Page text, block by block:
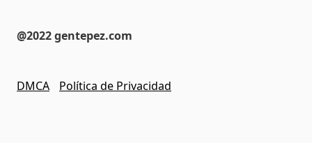
@2022 gentepez.com
DMCA Política de Privacidad